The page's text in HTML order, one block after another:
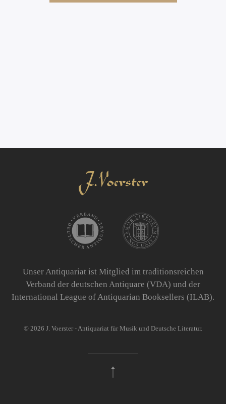
Unser Antiquariat ist Mitglied im traditionsreichen
Verband der deutschen Antiquare (VDA) und der
International League of Antiquarian Booksellers (ILAB).
© 2026 J. Voerster - Antiquariat für Musik und Deutsche Literatur.